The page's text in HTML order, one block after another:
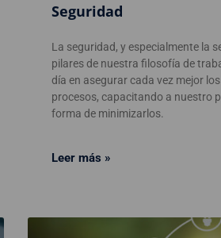
Seguridad
La seguridad, y especialmente la
pilares de nuestra filosofía de
día en asegurar cada vez mejor
procesos, capacitando a nuestro
forma de minimizarlos.
Leer más »